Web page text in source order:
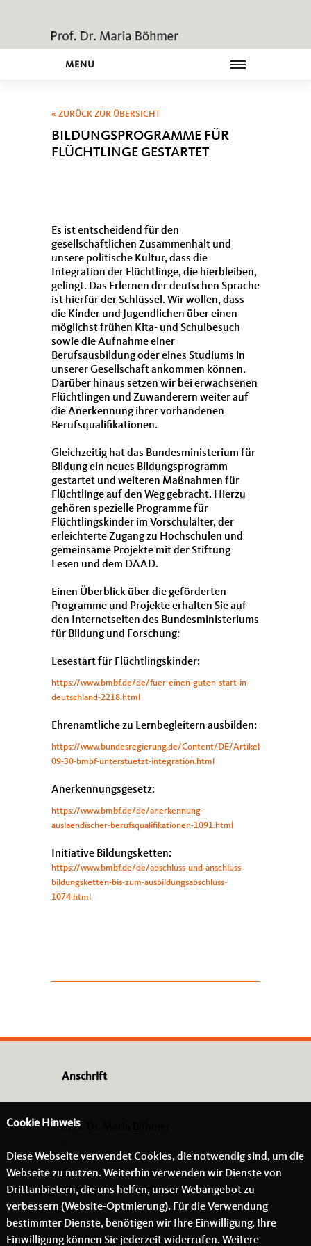
MENU
« ZURÜCK ZUR ÜBERSICHT
BILDUNGSPROGRAMME FÜR
FLÜCHTLINGE GESTARTET
Es ist entscheidend für den
gesellschaftlichen Zusammenhalt und
unsere politische Kultur, dass die
Integration der Flüchtlinge, die hierbleiben,
gelingt. Das Erlernen der deutschen Sprache
ist hierfür der Schlüssel. Wir wollen, dass
die Kinder und Jugendlichen über einen
möglichst frühen Kita- und Schulbesuch
sowie die Aufnahme einer
Berufsausbildung oder eines Studiums in
unserer Gesellschaft ankommen können.
Darüber hinaus setzen wir bei erwachsenen
Flüchtlingen und Zuwanderern weiter auf
die Anerkennung ihrer vorhandenen
Berufsqualifikationen.
Gleichzeitig hat das Bundesministerium für
Bildung ein neues Bildungsprogramm
gestartet und weiteren Maßnahmen für
Flüchtlinge auf den Weg gebracht. Hierzu
gehören spezielle Programme für
Flüchtlingskinder im Vorschulalter, der
erleichterte Zugang zu Hochschulen und
gemeinsame Projekte mit der Stiftung
Lesen und dem DAAD.
Einen Überblick über die geförderten
Programme und Projekte erhalten Sie auf
den Internetseiten des Bundesministeriums
für Bildung und Forschung:
Lesestart für Flüchtlingskinder:
https://www.bmbf.de/de/fuer-einen-guten-start-in-
deutschland-2218.html
Ehrenamtliche zu Lernbegleitern ausbilden:
https://www.bundesregierung.de/Content/DE/Artikel/2015/09/
09-30-bmbf-unterstuetzt-integration.html
Anerkennungsgesetz:
https://www.bmbf.de/de/anerkennung-
auslaendischer-berufsqualifikationen-1091.html
Initiative Bildungsketten:
https://www.bmbf.de/de/abschluss-und-anschluss-
bildungsketten-bis-zum-ausbildungsabschluss-
1074.html
Anschrift
Prof. Dr. Maria Böhmer
- -
Links
Cookie Hinweis
Diese Webseite verwendet Cookies, die notwendig sind, um die
Webseite zu nutzen. Weiterhin verwenden wir Dienste von
Drittanbietern, die uns helfen, unser Webangebot zu
verbessern (Website-Optmierung). Für die Verwendung
bestimmter Dienste, benötigen wir Ihre Einwilligung. Ihre
Einwilligung können Sie jederzeit widerrufen. Weitere